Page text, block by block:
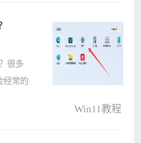
很多
经常的
Win11教程